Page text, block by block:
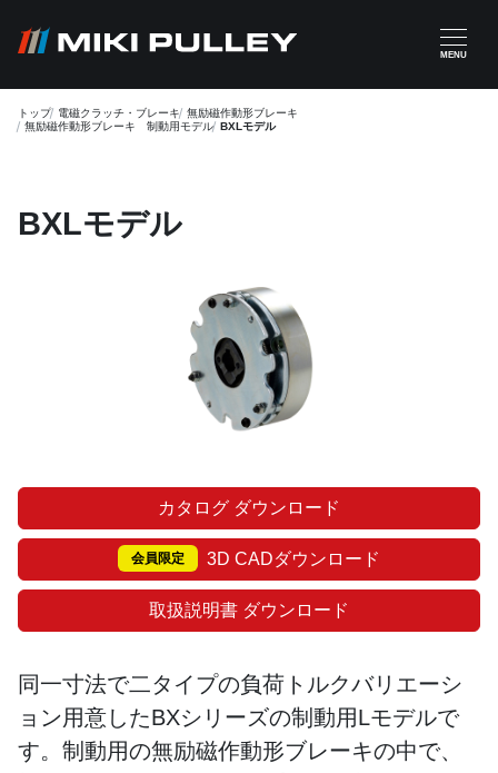
MENU
トップ 電磁クラッチ・ブレーキ 無励磁作動形ブレーキ
無励磁作動形ブレーキ 制動用モデル BXLモデル
BXLモデル
カタログ ダウンロード
会員限定 3D CADダウンロード
取扱説明書 ダウンロード
同一寸法で二タイプの負荷トルクバリエーシ
ョン用意したBXシリーズの制動用Lモデルで
す。制動用の無励磁作動形ブレーキの中で、